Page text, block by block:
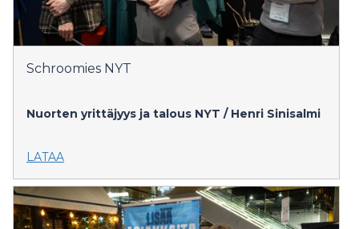
Schroomies NYT
Nuorten yrittäjyys ja talous NYT / Henri Sinisalmi
LATAA